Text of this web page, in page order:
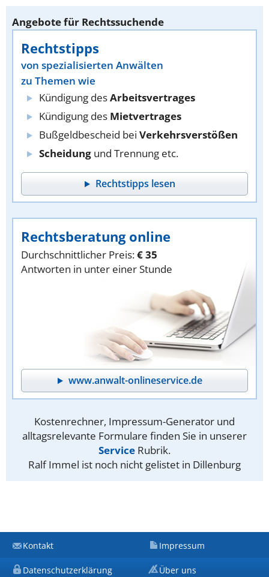
Angebote für Rechtssuchende
Rechtstipps
von spezialisierten Anwälten
zu Themen wie
Kündigung desArbeitsvertrages
Kündigung des Mietvertrages
Bußgeldbescheid bei Verkehrsverstößen
Scheidung und Trennung etc.
Rechtstipps lesen
Rechtsberatung online
Durchschnittlicher Preis:€ 35
Antworten in unter einer Stunde
www.anwalt-onlineservice.de
Kostenrechner, Impressum-Generator und
alltagsrelevante Formulare finden Sie in unserer
Service Rubrik.
Ralf Immel ist noch nicht gelistet in Dillenburg
Kontakt Impressum
Datenschutzerklärung Über uns